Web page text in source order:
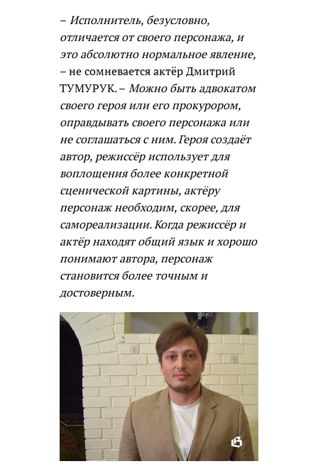
– Исполнитель, безусловно,
отличается от своего персонажа, и
это абсолютно нормальное явление,
– не сомневается актёр Дмитрий
ТУМУРУК. – Можно быть адвокатом
своего героя или его прокурором,
оправдывать своего персонажа или
не соглашаться с ним. Героя создаёт
автор, режиссёр использует для
воплощения более конкретной
сценической картины, актёру
персонаж необходим, скорее, для
самореализации. Когда режиссёр и
актёр находят общий язык и хорошо
понимают автора, персонаж
становится более точным и
достоверным.